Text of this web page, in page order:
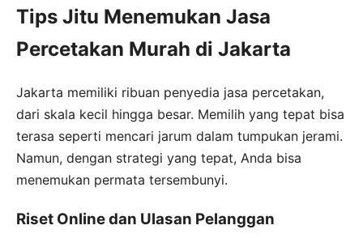
Tips Jitu Menemukan Jasa
Percetakan Murah di Jakarta
Jakarta memiliki ribuan penyedia jasa percetakan,
dari skala kecil hingga besar. Memilih yang tepat bisa
terasa seperti mencari jarum dalam tumpukan jerami.
Namun, dengan strategi yang tepat, Anda bisa
menemukan permata tersembunyi.
Riset Online dan Ulasan Pelanggan